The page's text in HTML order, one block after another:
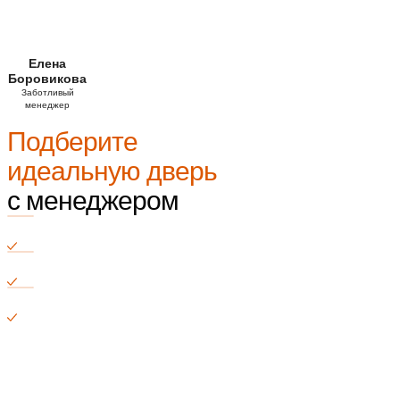
Елена
Боровикова
Заботливый
менеджер
Подберите
идеальную дверь
с менеджером